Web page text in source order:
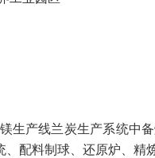
生产线兰炭生产系统中
配料制球、还原炉、